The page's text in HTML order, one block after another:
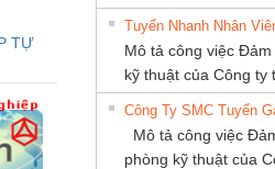
-
Rơ Le An Toàn
Phoenix Contact
2986960 – PSR-
SCP-
24DC/FSP/2X1/1X2
Bộ giám
1K5 L
TỰ
Công Ty TNHH
Thiết Bị Điện Nam
Quốc Thịnh
Tuyển Nhanh Nhân
Mô tả công việc
kỹ thuật của Công ty
Mô tả công việc
phòng kỹ thuật của